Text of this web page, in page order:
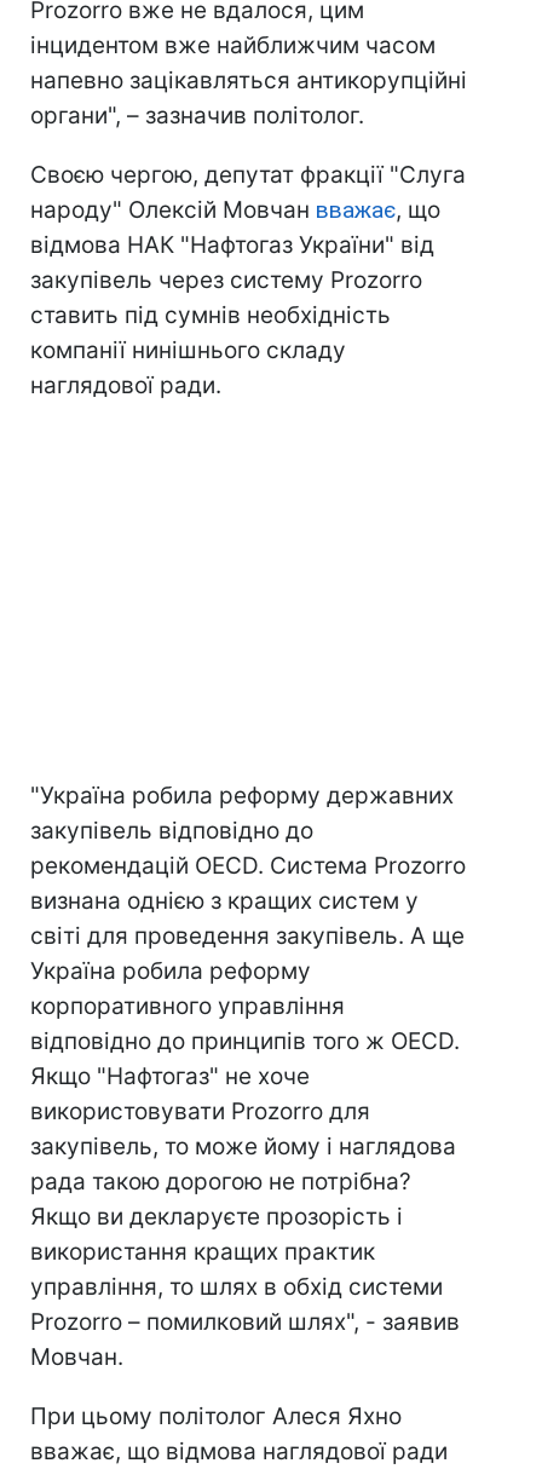
Prozorro вже не вдалося, цим
інцидентом вже найближчим часом
напевно зацікавляться антикорупційні
органи", – зазначив політолог.
Своєю чергою, депутат фракції "Слуга
народу" Олексій Мовчан вважає, що
відмова НАК "Нафтогаз України" від
закупівель через систему Prozorro
ставить під сумнів необхідність
компанії нинішнього складу
наглядової ради.
"Україна робила реформу державних
закупівель відповідно до
рекомендацій OECD. Система Prozorro
визнана однією з кращих систем у
світі для проведення закупівель. А ще
Україна робила реформу
корпоративного управління
відповідно до принципів того ж OECD.
Якщо "Нафтогаз" не хоче
використовувати Prozorro для
закупівель, то може йому і наглядова
рада такою дорогою не потрібна?
Якщо ви декларуєте прозорість і
використання кращих практик
управління, то шлях в обхід системи
Prozorro – помилковий шлях", - заявив
Мовчан.
При цьому політолог Алеся Яхно
вважає, що відмова наглядової ради